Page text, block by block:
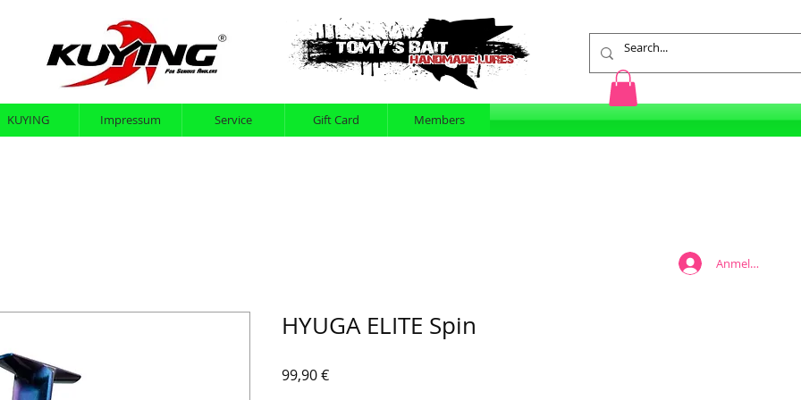
KUYING Impressum Service Gift Card Members
Anmelden
HYUGA ELITE Spin
99,90 €Preis